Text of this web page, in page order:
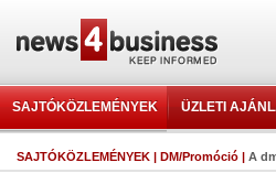
SAJTÓKÖZLEMÉNYEK ÜZLETI
SAJTÓKÖZLEMÉNYEK | DM/Promóció | A